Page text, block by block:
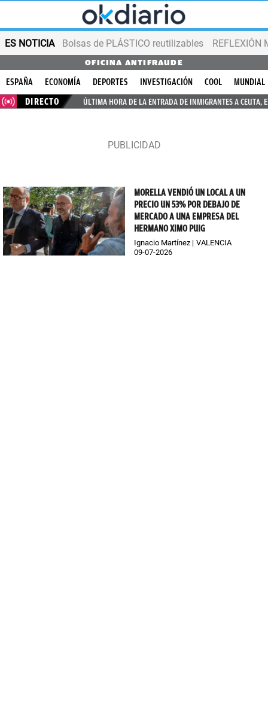
ES NOTICIA Bolsas de PLÁSTICO reutilizables REFLEXIÓN
OFICINA ANTIFRAUDE
ESPAÑA ECONOMÍA DEPORTES INVESTIGACIÓN COOL
MUNDIAL
DIRECTO
ÚLTIMA HORA DE LA ENTRADA DE INMIGRANTES A CEUTA,
MORELLA VENDIÓ UN LOCAL A UN
PRECIO UN 53% POR DEBAJO DE
MERCADO A UNA EMPRESA DEL
HERMANO XIMO PUIG
Ignacio Martínez
VALENCIA
09-07-2026